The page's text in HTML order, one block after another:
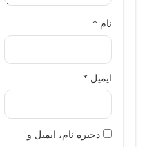
نام *
ایمیل *
ذخیره نام، ایمیل و